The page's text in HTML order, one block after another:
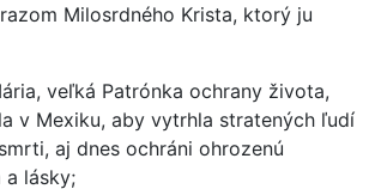
Milosrdného Krista, ktorý ju
veľká Patrónka ochrany života,
v Mexiku, aby vytrhla stratených ľudí
aj dnes ochráni ohrozenú
lásky;